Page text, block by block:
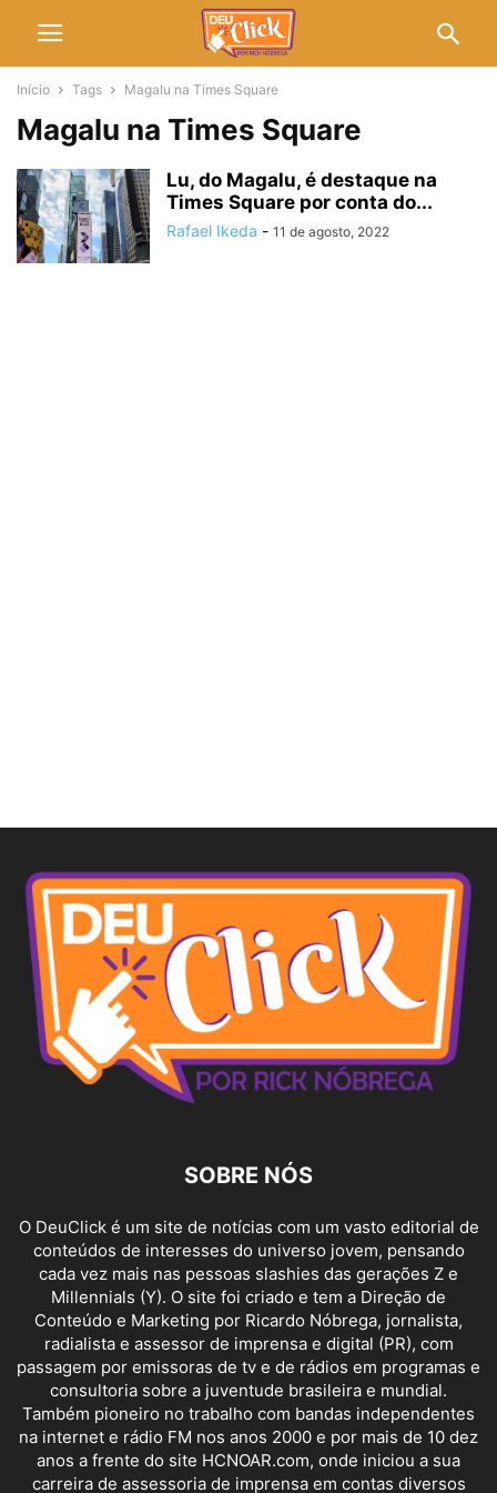
Início Tags Magalu na Times Square
Magalu na Times Square
Lu, do Magalu, é destaque na
Times Square por conta do...
Rafael Ikeda - 11 de agosto, 2022
SOBRE NÓS
O DeuClick é um site de notícias com um vasto editorial de
conteúdos de interesses do universo jovem, pensando
cada vez mais nas pessoas slashies das gerações Z e
Millennials (Y). O site foi criado e tem a Direção de
Conteúdo e Marketing por Ricardo Nóbrega, jornalista,
radialista e assessor de imprensa e digital (PR), com
passagem por emissoras de tv e de rádios em programas e
consultoria sobre a juventude brasileira e mundial.
Também pioneiro no trabalho com bandas independentes
na internet e rádio FM nos anos 2000 e por mais de 10 dez
anos a frente do site HCNOAR.com, onde iniciou a sua
carreira de assessoria de imprensa em contas diversos